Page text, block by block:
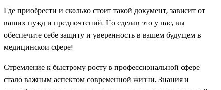
Где приобрести и сколько стоит такой документ, зависит от
ваших нужд и предпочтений. Но сделав это у нас, вы
обеспечите себе защиту и уверенность в вашем будущем в
медицинской сфере!
Стремление к быстрому росту в профессиональной сфере
стало важным аспектом современной жизни. Знания и